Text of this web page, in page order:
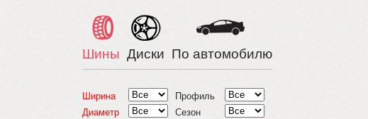
Шины Диски По автомобилю
Ширина
Профиль
Диаметр
Сезон